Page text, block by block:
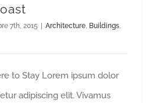
7th, 2015 | Architecture Buildings
to Stay Lorem ipsum dolor
adipiscing elit. Vivamus